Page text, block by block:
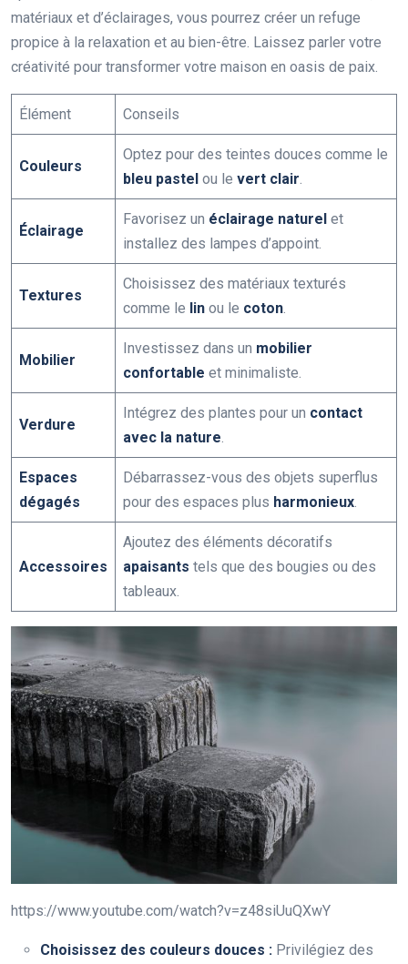
matériaux et d’éclairages, vous pourrez créer un refuge
propice à la relaxation et au bien-être. Laissez parler votre
créativité pour transformer votre maison en oasis de paix.
Élément Conseils
Couleurs
Optez pour des teintes douces comme le
bleu pastel ou le vert clair.
Éclairage
Favorisez un éclairage naturel et
installez des lampes d’appoint.
Textures
Choisissez des matériaux texturés
comme le lin ou le coton.
Mobilier
Investissez dans un mobilier
confortable et minimaliste.
Verdure
Intégrez des plantes pour un contact
avec la nature.
Espaces
dégagés
Débarrassez-vous des objets superflus
pour des espaces plus harmonieux.
Accessoires
Ajoutez des éléments décoratifs
apaisants tels que des bougies ou des
tableaux.
https://www.youtube.com/watch?v=z48siUuQXwY
Choisissez des couleurs douces : Privilégiez des